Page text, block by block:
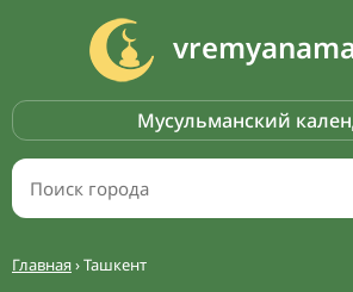
Мусульманский
Главная›Ташкент